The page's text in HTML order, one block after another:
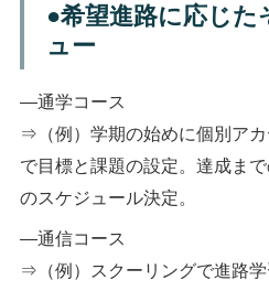
●希望進路に応じた
ュー
―通学コース
⇒（例）学期の始めに個別ア
で目標と課題の設定。達成ま
のスケジュール決定。
―通信コース
⇒（例）スクーリングで進路